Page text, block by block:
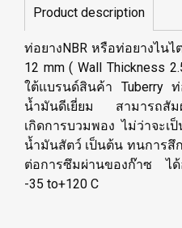
Product description
ท่อยางNBR หรือท่อยางไนไ
12 mm ( Wall Thickness
ใต้แบรนด์สินค้า Tuberry
น้ำมันดีเยี่ยม สามารถสัม
เกิดการบวมพอง ไม่ว่าจะ
น้ำมันสัตว์ เป็นต้น ทนการ
ต่อการซึมผ่านของก๊าซ ไ
-35 to+120 C